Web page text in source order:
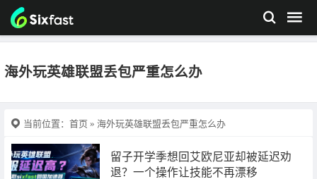
海外玩英雄联盟丢包严重怎么办
当前位置： 首页 » 海外玩英雄联盟丢包严重怎么办
留子开学季想回艾欧尼亚却被延迟劝
退？一个操作让技能不再漂移